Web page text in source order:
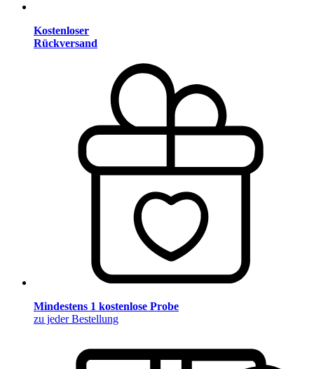
Kostenloser
Rückversand
Mindestens 1 kostenlose Probe
zu jeder Bestellung